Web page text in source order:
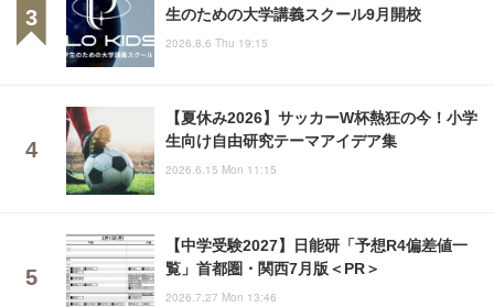
生のための大学講義スクール9月開校
2026.8.6 Thu 19:15
【夏休み2026】サッカーW杯熱狂の今！小学
生向け自由研究テーマアイデア集
2026.6.15 Mon 11:15
【中学受験2027】日能研「予想R4偏差値一
覧」首都圏・関西7月版＜PR＞
2026.7.27 Mon 13:46